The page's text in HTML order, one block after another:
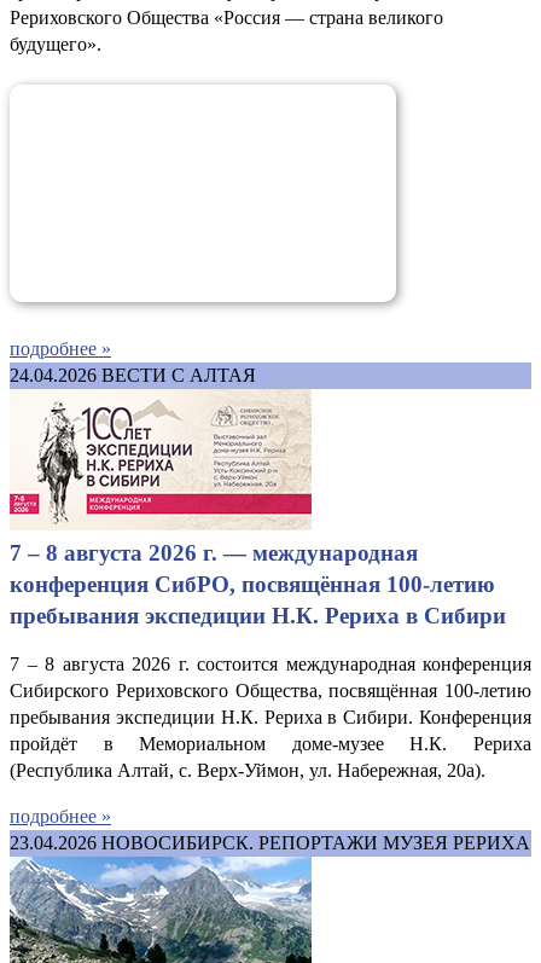
Рериховского Общества «Россия — страна великого
будущего».
подробнее »
24.04.2026 ВЕСТИ С АЛТАЯ
7 – 8 августа 2026 г. — международная
конференция СибРО, посвящённая 100-летию
пребывания экспедиции Н.К. Рериха в Сибири
7 – 8 августа 2026 г. состоится международная конференция
Сибирского Рериховского Общества, посвящённая 100-летию
пребывания экспедиции Н.К. Рериха в Сибири. Конференция
пройдёт в Мемориальном доме-музее Н.К. Рериха
(Республика Алтай, с. Верх-Уймон, ул. Набережная, 20а).
подробнее »
23.04.2026 НОВОСИБИРСК. РЕПОРТАЖИ МУЗЕЯ РЕРИХА